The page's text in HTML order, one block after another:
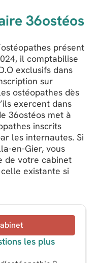
36ostéos
présent
il comptabilise
exclusifs dans
sur
ostéopathes dès
exercent dans
36ostéos met à
inscrits
les internautes. Si
en-Gier, vous
de votre cabinet
existante si
les plus